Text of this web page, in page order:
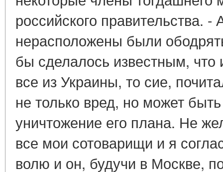
российского правительства.
нерасположены были
бы сделалось известным,
все из Украины, то сие,
не только вред, но может
уничтожение его плана. Не
все мои сотоварищи и я
волю и он, будучи в Москве,